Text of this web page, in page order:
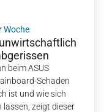
Woche
beim ASUS
Schaden
ist und wie sich
lassen, zeigt dieser